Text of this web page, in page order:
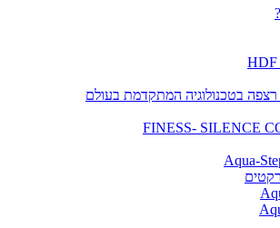
FINESS- SILENCE